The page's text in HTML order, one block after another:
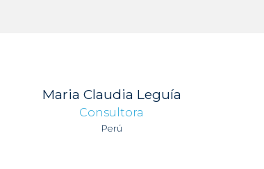
Maria Claudia Leguía
Consultora
Perú